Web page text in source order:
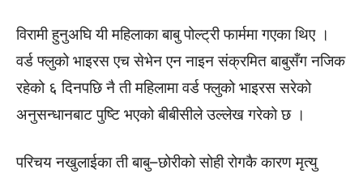
विरामी हुनुअघि यी महिलाका बाबु पोल्ट्री फार्ममा गएका थिए ।
वर्ड फ्लुको भाइरस एच सेभेन एन नाइन संक्रमित बाबुसँग नजिक
रहेको ६ दिनपछि नै ती महिलामा वर्ड फ्लुको भाइरस सरेको
अनुसन्धानबाट पुष्टि भएको बीबीसीले उल्लेख गरेको छ ।
परिचय नखुलाईका ती बाबु–छोरीको सोही रोगकै कारण मृत्यु